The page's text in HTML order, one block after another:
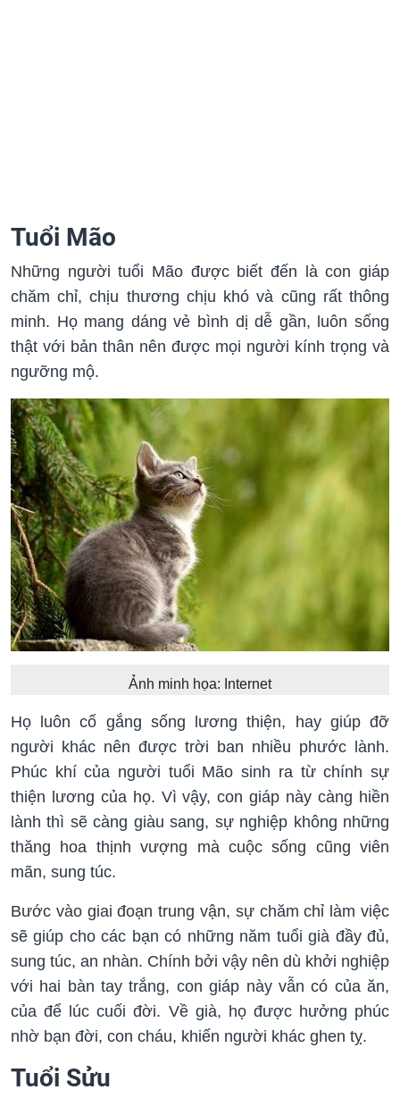
Tuổi Mão
Những người tuổi Mão được biết đến là con giáp
chăm chỉ, chịu thương chịu khó và cũng rất thông
minh. Họ mang dáng vẻ bình dị dễ gần, luôn sống
thật với bản thân nên được mọi người kính trọng và
ngưỡng mộ.
Ảnh minh họa: Internet
Họ luôn cố gắng sống lương thiện, hay giúp đỡ
người khác nên được trời ban nhiều phước lành.
Phúc khí của người tuổi Mão sinh ra từ chính sự
thiện lương của họ. Vì vậy, con giáp này càng hiền
lành thì sẽ càng giàu sang, sự nghiệp không những
thăng hoa thịnh vượng mà cuộc sống cũng viên
mãn, sung túc.
Bước vào giai đoạn trung vận, sự chăm chỉ làm việc
sẽ giúp cho các bạn có những năm tuổi già đầy đủ,
sung túc, an nhàn. Chính bởi vậy nên dù khởi nghiệp
với hai bàn tay trắng, con giáp này vẫn có của ăn,
của để lúc cuối đời. Về già, họ được hưởng phúc
nhờ bạn đời, con cháu, khiến người khác ghen tỵ.
Tuổi Sửu